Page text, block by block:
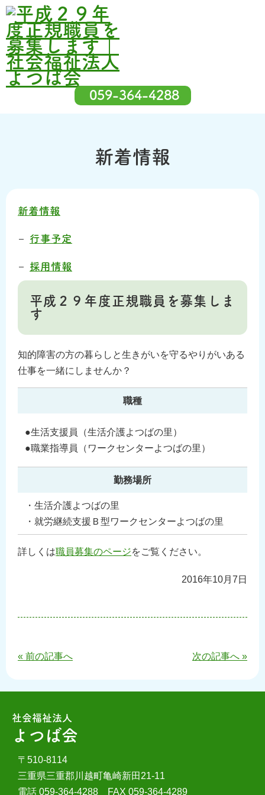
059-364-4288
新着情報
新着情報
行事予定
採用情報
平成２９年度正規職員を募集しま
す
知的障害の方の暮らしと生きがいを守るやりがいある
仕事を一緒にしませんか？
職種
●生活支援員（生活介護よつばの里）
●職業指導員（ワークセンターよつばの里）
勤務場所
・生活介護よつばの里
・就労継続支援Ｂ型ワークセンターよつばの里
詳しくは職員募集のページをご覧ください。
2016年10月7日
« 前の記事へ 次の記事へ »
社会福祉法人
よつば会
〒510-8114
三重県三重郡川越町亀崎新田21-11
電話 059-364-4288 FAX 059-364-4289